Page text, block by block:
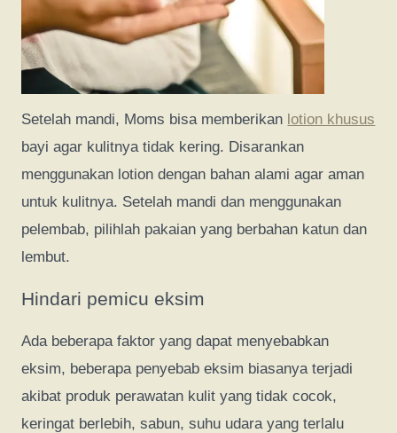
Setelah mandi, Moms bisa memberikan lotion khusus
bayi agar kulitnya tidak kering. Disarankan
menggunakan lotion dengan bahan alami agar aman
untuk kulitnya. Setelah mandi dan menggunakan
pelembab, pilihlah pakaian yang berbahan katun dan
lembut.
Hindari pemicu eksim
Ada beberapa faktor yang dapat menyebabkan
eksim, beberapa penyebab eksim biasanya terjadi
akibat produk perawatan kulit yang tidak cocok,
keringat berlebih, sabun, suhu udara yang terlalu